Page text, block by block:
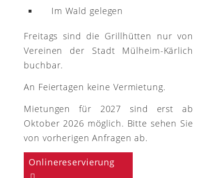
Im Wald gelegen
Freitags sind die Grillhütten nur von
Vereinen der Stadt Mülheim-Kärlich
buchbar.
An Feiertagen keine Vermietung.
Mietungen für 2027 sind erst ab
Oktober 2026 möglich. Bitte sehen Sie
von vorherigen Anfragen ab.
Onlinereservierung